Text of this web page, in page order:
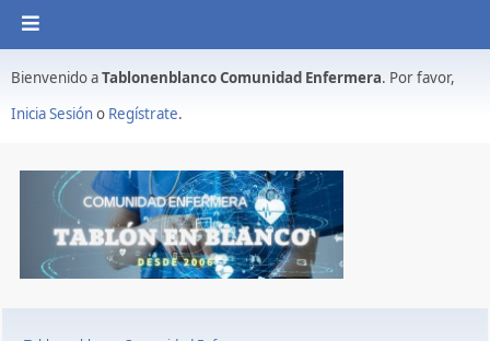
Bienvenido aTablonenblanco Comunidad Enfermera. Por favor,
Inicia Sesióno Regístrate.